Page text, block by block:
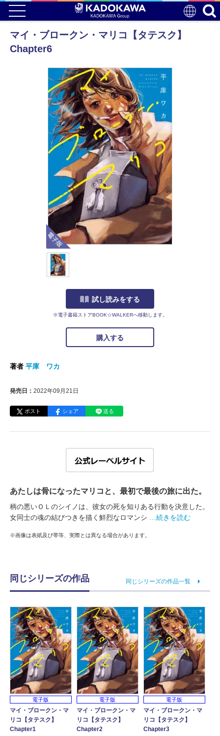
マイ・ブロークン・マリコ【タテスク】
Chapter6
電子版
試し読みをする
※電子書籍ストアBOOK☆WALKERへ移動します。
購入する
著者 平庫 ワカ
発売日： 2022年09月21日
ポスト シェア 送る
あたしは骨になったマリコと、最初で最後の旅に出た。
柄の悪いＯＬのシイノは、彼女の死を知りある行動を決意した。
女同士の魂の結びつきを描く鮮烈なロマンシ
…続きを読む
※画像は表紙及び帯等、実際とは異なる場合があります。
同じシリーズの作品 同じシリーズの作品一覧
電子版
マイ・ブロークン・マ
リコ【タテスク】
Chapter1
電子版
マイ・ブロークン・マ
リコ【タテスク】
Chapter2
電子版
マイ・ブロークン・マ
リコ【タテスク】
Chapter3